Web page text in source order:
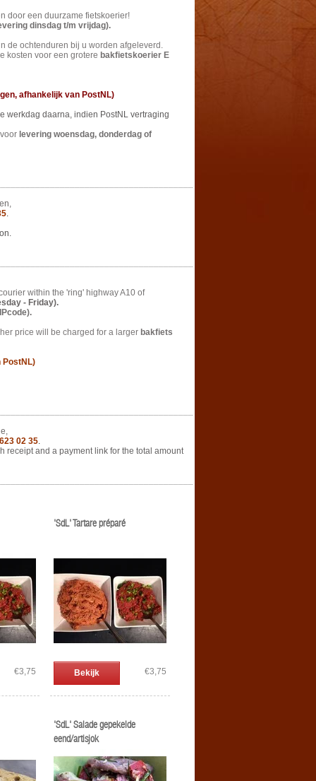
door een duurzame fietskoerier!
dinsdag t/m vrijdag).
de ochtenduren bij u worden afgeleverd.
kosten voor een grotere bakfietskoerier E
afhankelijk van PostNL)
werkdag daarna, indien PostNL vertraging
levering woensdag, donderdag of
.
within the 'ring' highway A10 of
- Friday).
price will be charged for a larger bakfiets
PostNL)
02 35.
receipt and a payment link for the total amount
€3,75
'SdL' Tartare préparé
Bekijk €3,75
'SdL' Salade gepekelde
eend/artisjok